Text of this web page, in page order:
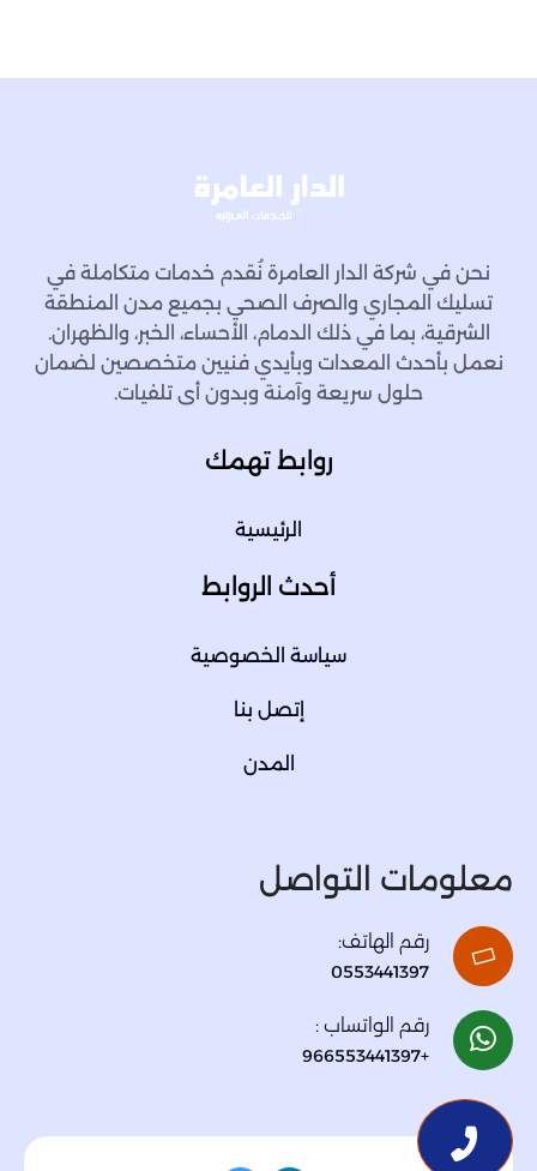
نحن في شركة الدار العامرة نُقدم خدمات متكاملة في
تسليك المجاري والصرف الصحي بجميع مدن المنطقة
الشرقية، بما في ذلك الدمام، الأحساء، الخبر، والظهران.
نعمل بأحدث المعدات وبأيدي فنيين متخصصين لضمان
حلول سريعة وآمنة وبدون أي تلفيات.
روابط تهمك
الرئيسية
أحدث الروابط
سياسة الخصوصية
إتصل بنا
المدن
معلومات التواصل
رقم الهاتف:
0553441397
رقم الواتساب :
+966553441397